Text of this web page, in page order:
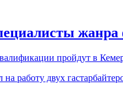
жанра
пройдут в